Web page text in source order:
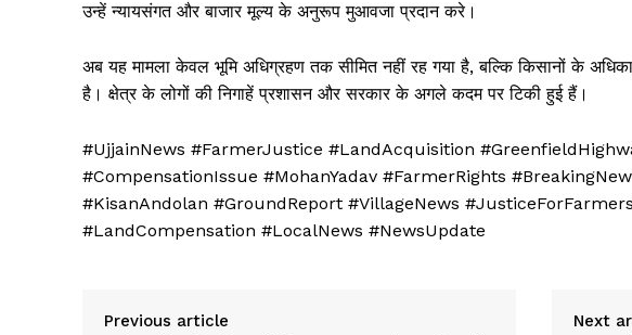
News Week
Magazine PRO
उन्हें न्यायसंगत और बाजार मूल्य के अनुरूप मुआवजा प्रदान करे।
अब यह मामला केवल भूमि अधिग्रहण तक सीमित नहीं रह गया है, बल्कि किसानों के
है। क्षेत्र के लोगों की निगाहें प्रशासन और सरकार के अगले कदम पर टिकी हुई हैं।
#UjjainNews #FarmerJustice #LandAcquisition
#CompensationIssue #MohanYadav #FarmerRights
#KisanAndolan #GroundReport #VillageNews
#LandCompensation #LocalNews #NewsUpdate
Previous article Next